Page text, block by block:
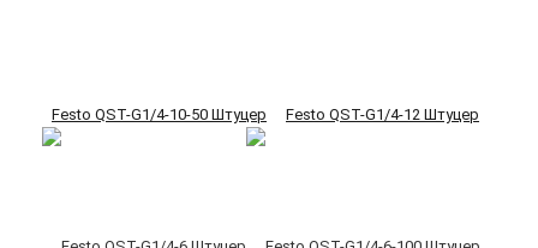
Festo QST-G1/4-10-50 Штуцер Festo QST-G1/4-12 Штуцер